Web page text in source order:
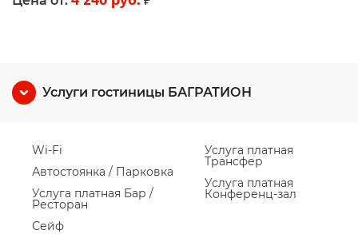
Услуги гостиницы БАГРАТИОН
Wi-Fi
Автостоянка / Парковка
Услуга платная Бар /
Ресторан
Сейф
Услуга платная
Трансфер
Услуга платная
Конференц-зал